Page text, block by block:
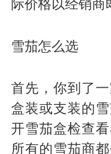
际价格以经销商
雪茄怎么选
首先，你到了
盒装或支装的
开雪茄盒检查
所有的雪茄商